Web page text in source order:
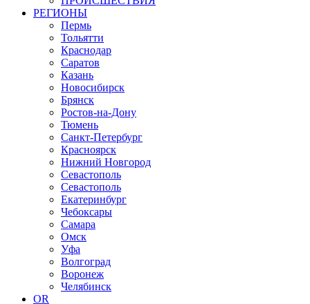
РЕГИОНЫ
Пермь
Тольятти
Краснодар
Саратов
Казань
Новосибирск
Брянск
Ростов-на-Дону
Тюмень
Санкт-Петербург
Красноярск
Нижний Новгород
Севастополь
Севастополь
Екатеринбург
Чебоксары
Самара
Омск
Уфа
Волгоград
Воронеж
Челябинск
OR